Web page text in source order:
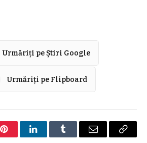
Urmăriți pe Știri Google
Urmăriți pe Flipboard
PinterestLinkedInTumblr E-